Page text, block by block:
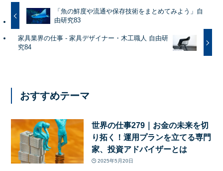
「魚の鮮度や流通や保存技術をまとめてみよう」自
由研究83
家具業界の仕事 - 家具デザイナー・木工職人 自由研
究84
おすすめテーマ
世界の仕事279｜お金の未来を切
り拓く！運用プランを立てる専門
家、投資アドバイザーとは
2025年5月20日